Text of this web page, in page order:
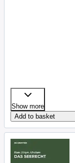
Show more
Add to basket